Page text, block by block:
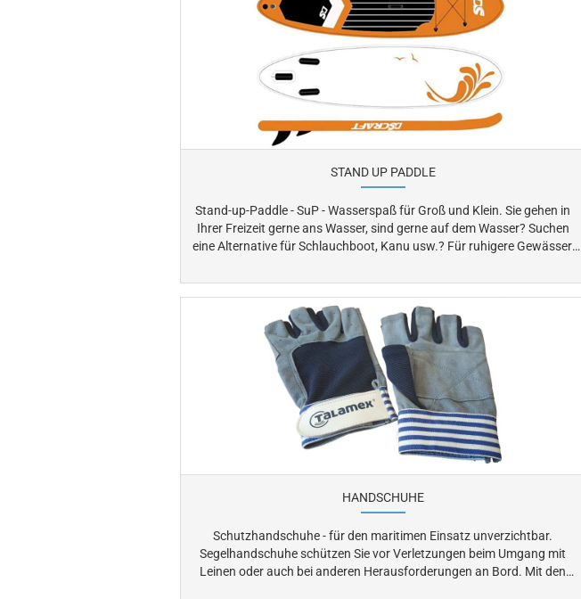
Sie moderne Elektro Außenborder für nachhaltigen Fahrspaß auf dem
Wasser.
STAND UP PADDLE
Stand-up-Paddle - SuP - Wasserspaß für Groß und Klein. Sie gehen in
Ihrer Freizeit gerne ans Wasser, sind gerne auf dem Wasser? Suchen
eine Alternative für Schlauchboot, Kanu usw.? Für ruhigere Gewässer,
Sie sportlich und trotzdem entspannt unterwegs sein. Lassen Sie sich
treiben, oder planen sie eine Strecke. Mit einem SuP ist Wasserspaß
garantiert.
HANDSCHUHE
Schutzhandschuhe - für den maritimen Einsatz unverzichtbar.
Segelhandschuhe schützen Sie vor Verletzungen beim Umgang mit
Leinen oder auch bei anderen Herausforderungen an Bord. Mit den